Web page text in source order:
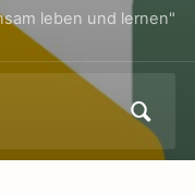
leben und lernen"